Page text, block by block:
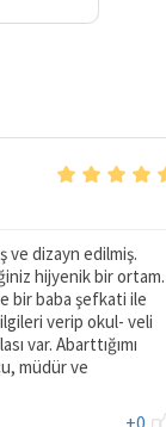
ve dizayn edilmiş.
hijyenik bir ortam.
bir baba şefkati ile
verip okul- veli
var. Abarttığımı
müdür ve
+0